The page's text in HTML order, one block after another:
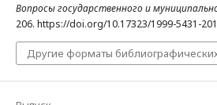
Вопросы государственного и
206. https://doi.org/10.17323/1999-5431-
Другие форматы